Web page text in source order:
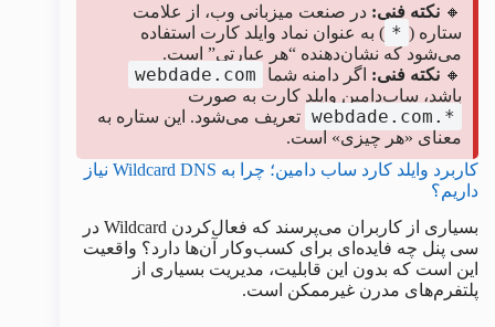
🔸 نکته فنی: در صنعت میزبانی وب، از علامت
ستاره ( * ) به عنوان نماد وایلد کارت استفاده
می‌شود که نشان‌دهنده “هر عبارتی” است.
🔸 نکته فنی: اگر دامنه شما webdade.com
باشد، ساب‌دامین وایلد کارت به صورت
*.webdade.com
تعریف می‌شود. این ستاره به
معنای «هر چیزی» است.
کاربرد وایلد کارد ساب دامین؛ چرا به Wildcard DNS نیاز
داریم؟
بسیاری از کاربران می‌پرسند که فعال‌کردن Wildcard در
سی پنل چه فایده‌ای برای کسب‌وکار آن‌ها دارد؟ واقعیت
این است که بدون این قابلیت، مدیریت بسیاری از
پلتفرم‌های مدرن غیرممکن است.